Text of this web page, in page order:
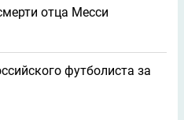
отца Месси
футболиста за